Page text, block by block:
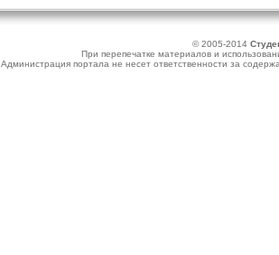
© 2005-2014
При перепечатке материалов и
Администрация портала не несет ответственности за